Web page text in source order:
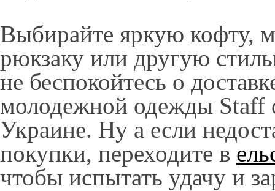
Выбирайте яркую кофту,
рюкзаку или другую
не беспокойтесь о
молодежной одежды Staff
Украине. Ну а если
покупки, переходите в
чтобы испытать удачу и